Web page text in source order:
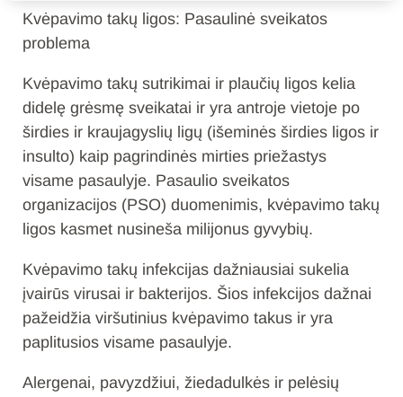
Kvėpavimo takų ligos: Pasaulinė sveikatos
problema
Kvėpavimo takų sutrikimai ir plaučių ligos kelia
didelę grėsmę sveikatai ir yra antroje vietoje po
širdies ir kraujagyslių ligų (išeminės širdies ligos ir
insulto) kaip pagrindinės mirties priežastys
visame pasaulyje. Pasaulio sveikatos
organizacijos (PSO) duomenimis, kvėpavimo takų
ligos kasmet nusineša milijonus gyvybių.
Kvėpavimo takų infekcijas dažniausiai sukelia
įvairūs virusai ir bakterijos. Šios infekcijos dažnai
pažeidžia viršutinius kvėpavimo takus ir yra
paplitusios visame pasaulyje.
Alergenai, pavyzdžiui, žiedadulkės ir pelėsių